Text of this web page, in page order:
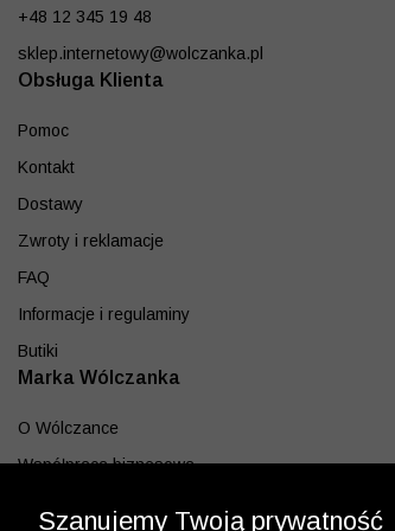
+48 12 345 19 48
sklep.internetowy@wolczanka.pl
Obsługa Klienta
Pomoc
Kontakt
Dostawy
Zwroty i reklamacje
FAQ
Informacje i regulaminy
Butiki
Marka Wólczanka
O Wólczance
Współpraca biznesowa
Szanujemy Twoją prywatność